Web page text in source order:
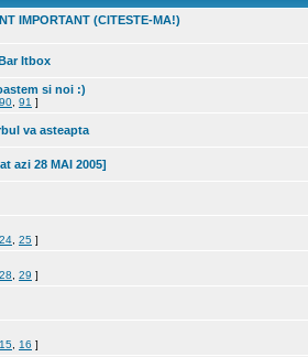
IMPORTANT (CITESTE-MA!)
Itbox
si noi :)
90 91 ]
va asteapta
azi 28 MAI 2005]
24 25 ]
28 29 ]
15 16 ]